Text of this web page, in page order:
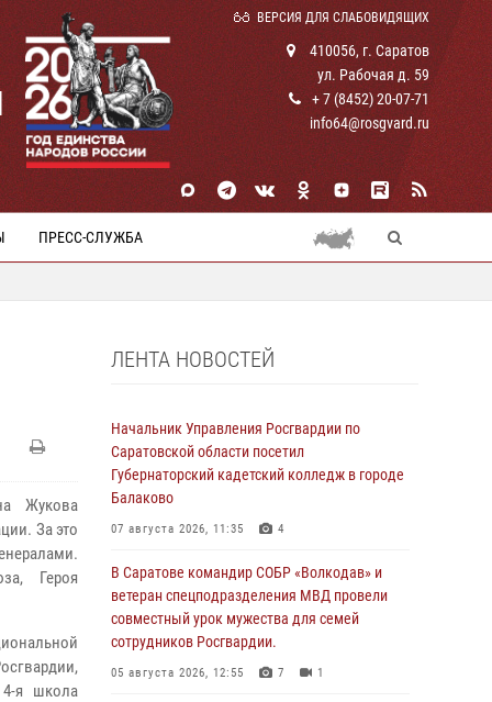
ВЕРСИЯ ДЛЯ СЛАБОВИДЯЩИХ
410056, г. Саратов
ул. Рабочая д. 59
+ 7 (8452) 20-07-71
info64@rosgvard.ru
ПРЕСС-СЛУЖБА
Жукова
За это
Героя
я школа
ЛЕНТА НОВОСТЕЙ
Начальник Управления Росгвардии по
Саратовской области посетил
Губернаторский кадетский колледж в городе
Балаково
07 августа 2026, 11:35 4
В Саратове командир СОБР «Волкодав» и
ветеран спецподразделения МВД провели
совместный урок мужества для семей
сотрудников Росгвардии.
05 августа 2026, 12:55 7 1